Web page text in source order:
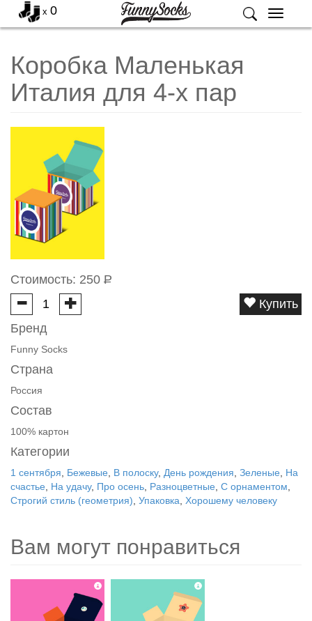
Меню
x 0
Коробка Маленькая
Италия для 4-х пар
Стоимость: 250 Р
Купить
Бренд
Funny Socks
Страна
Россия
Состав
100% картон
Категории
1 сентября Бежевые В полоску, День рождения Зеленые
На
счастье
На удачу, Про осень Разноцветные С орнаментом
Строгий стиль (геометрия) Упаковка Хорошему человеку
Вам могут понравиться